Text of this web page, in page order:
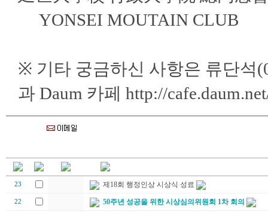
YONSEI MOUTAIN
※ 기타 궁금하신 사항은 류단석
과 Daum 카페 http://
23 제18회 행정인상 시상식 성료
22 50주년 성공을 위한 시상심의위원회 1차 회의